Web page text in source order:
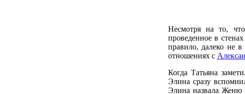
Несмотря на то,
проведенное в
правило, далеко не
отношениях с
Когда Татьяна
Элина сразу
Элина назвала Женю